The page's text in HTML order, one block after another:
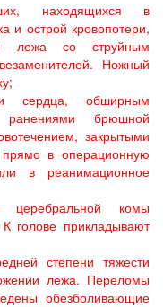
находящихся в
и острой кровопотери,
лежа со струйным
Ножный
сердца, обширным
ранениями брюшной
закрытыми
в операционную
в реанимационное
церебральной комы
голове прикладывают
степени тяжести
лежа. Переломы
обезболивающие